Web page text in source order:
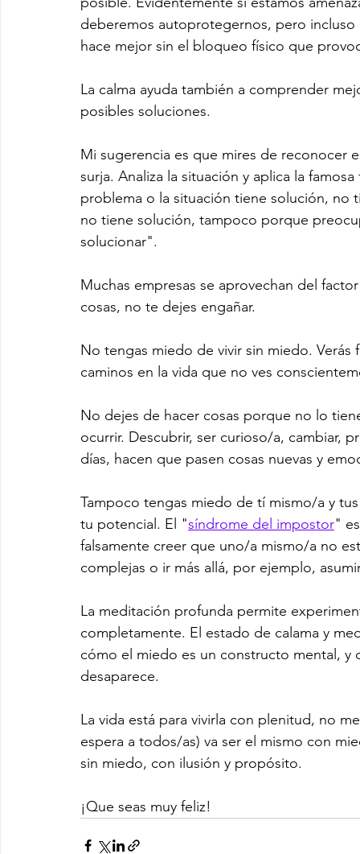
deberemos autoprotegernos, pero
hace mejor sin el bloqueo físico que
La calma ayuda también a comprender
posibles soluciones.
Mi sugerencia es que mires de reconocer
surja. Analiza la situación y aplica la
problema o la situación tiene solución,
no tiene solución, tampoco porque
solucionar".
Muchas empresas se aprovechan del
cosas, no te dejes engañar.
No tengas miedo de vivir sin miedo.
caminos en la vida que no ves
No dejes de hacer cosas porque no lo
ocurrir. Descubrir, ser curioso/a, cambiar,
días, hacen que pasen cosas nuevas y
Tampoco tengas miedo de tí mismo/a y
tu potencial. El "síndrome del impostor"
falsamente creer que uno/a mismo/a no
complejas o ir más allá, por ejemplo,
La meditación profunda permite
completamente. El estado de calama y
cómo el miedo es un constructo mental,
desaparece.
La vida está para vivirla con plenitud, no
espera a todos/as) va ser el mismo con
sin miedo, con ilusión y propósito.
¡Que seas muy feliz!